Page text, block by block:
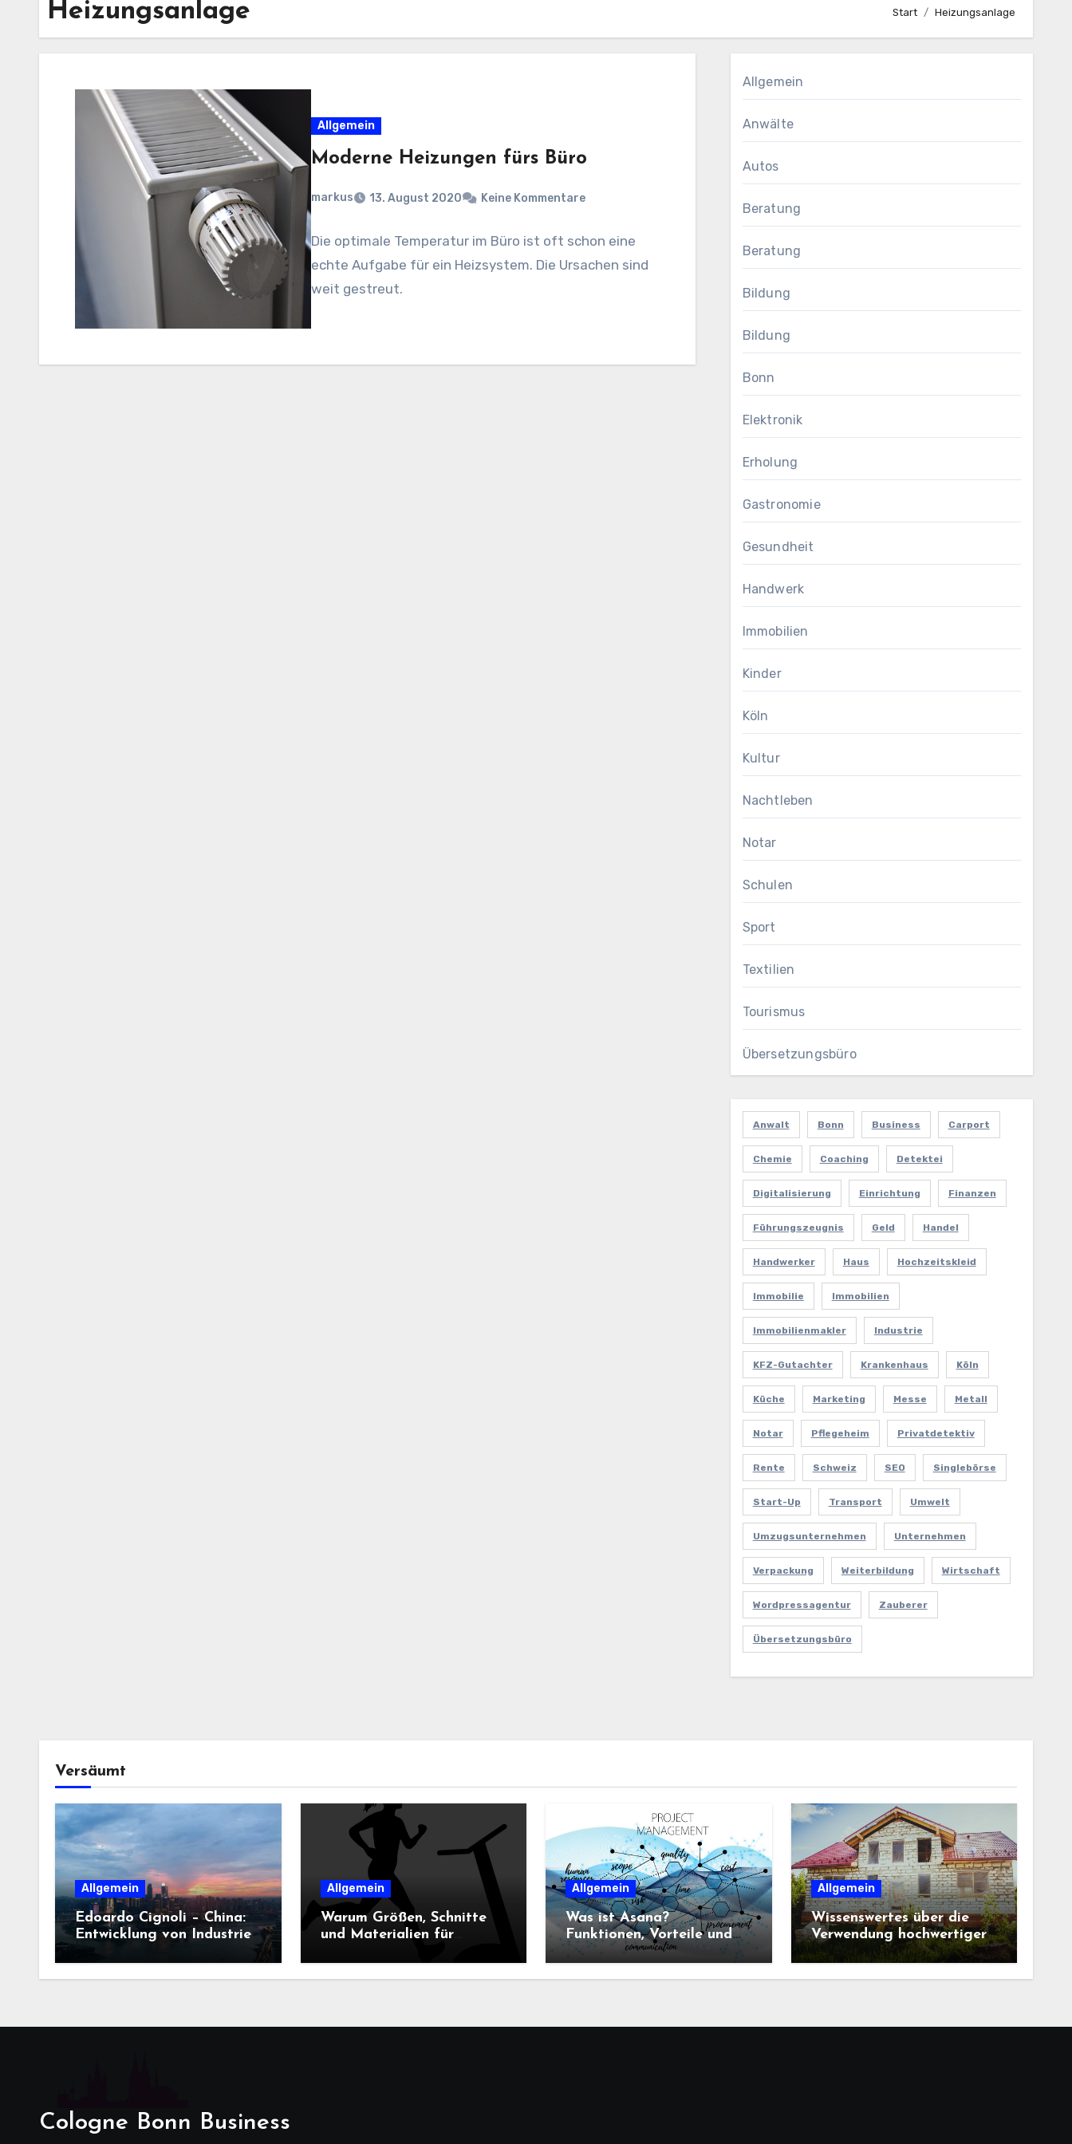
Heizungsanlage Start Heizungsanlage
Allgemein
Moderne Heizungen fürs Büro
markus 13. August 2020 Keine Kommentare
Die optimale Temperatur im Büro ist oft schon eine
echte Aufgabe für ein Heizsystem. Die Ursachen sind
weit gestreut.
Allgemein
Anwälte
Autos
Beratung
Beratung
Bildung
Bildung
Bonn
Elektronik
Erholung
Gastronomie
Gesundheit
Handwerk
Immobilien
Kinder
Köln
Kultur
Nachtleben
Notar
Schulen
Sport
Textilien
Tourismus
Übersetzungsbüro
Anwalt Bonn Business Carport
Chemie Coaching Detektei
Digitalisierung Einrichtung Finanzen
Führungszeugnis Geld Handel
Handwerker Haus Hochzeitskleid
Immobilie Immobilien
Immobilienmakler Industrie
KFZ-Gutachter Krankenhaus Köln
Küche Marketing Messe Metall
Notar Pflegeheim Privatdetektiv
Rente Schweiz SEO Singlebörse
Start-Up Transport Umwelt
Umzugsunternehmen Unternehmen
Verpackung Weiterbildung Wirtschaft
Wordpressagentur Zauberer
Übersetzungsbüro
Versäumt
Allgemein
Edoardo Cignoli – China:
Entwicklung von Industrie,
Technologie
Allgemein
Warum Größen, Schnitte
und Materialien für
entscheidend sind
Allgemein
Was ist Asana?
Funktionen, Vorteile und
Einsatz im
Projektmanagement
Allgemein
Wissenswertes über die
Verwendung hochwertiger
Baustoffe im Haus und
beim Hausbau
Cologne Bonn Business